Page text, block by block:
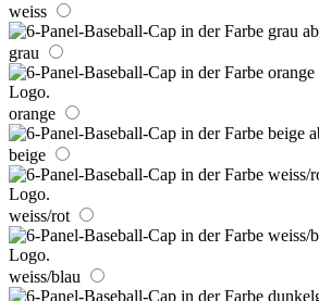
weiss
grau
orange
beige
weiss/rot
weiss/blau